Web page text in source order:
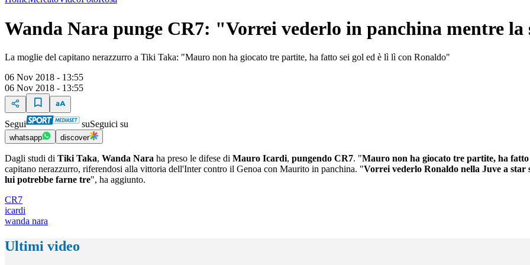
Wanda Nara punge CR7: "Vorrei vederlo in panchina mentre la
La moglie del capitano nerazzurro a Tiki Taka: "Mauro non ha giocato tre partite, ha fatto sei gol ed è lì lì con Ronaldo"
06 Nov 2018 - 13:55
06 Nov 2018 - 13:55
Segui suSeguici su
whatsapp discover
Dagli studi di Tiki Taka, Wanda Nara ha preso le difese di Mauro Icardi, pungendo CR7. "Mauro non ha giocato tre partite, ha
capitano nerazzurro, riferendosi alla vittoria dell'Inter contro il Genoa con Maurito in panchina. "Vorrei vederlo Ronaldo nella Juve a star
lui potrebbe farne tre", ha aggiunto.
CR7
icardi
wanda nara
Ultimi video